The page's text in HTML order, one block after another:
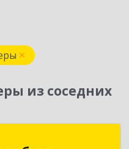
из соседних
Бит, Оренбург